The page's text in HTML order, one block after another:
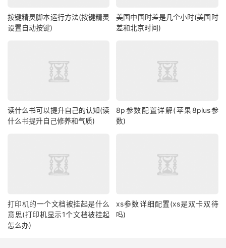
按键精灵脚本运行方法(按键精灵
设置自动按键)
美国中国时差是几个小时(美国时
差和北京时间)
读什么书可以提升自己的认知(读
什么书提升自己修养和气质)
8p参数配置详解(苹果8plus参
数)
打印机的一个文档被挂起是什么
意思(打印机显示1个文档被挂起
怎么办)
xs参数详细配置(xs是双卡双待
吗)